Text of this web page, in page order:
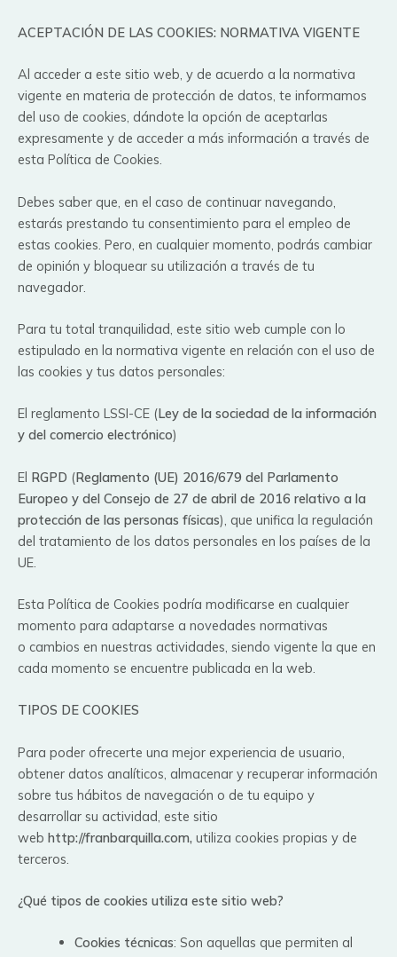
ACEPTACIÓN DE LAS COOKIES: NORMATIVA VIGENTE
Al acceder a este sitio web, y de acuerdo a la normativa
vigente en materia de protección de datos, te informamos
del uso de cookies, dándote la opción de aceptarlas
expresamente y de acceder a más información a través de
esta Política de Cookies.
Debes saber que, en el caso de continuar navegando,
estarás prestando tu consentimiento para el empleo de
estas cookies. Pero, en cualquier momento, podrás cambiar
de opinión y bloquear su utilización a través de tu
navegador.
Para tu total tranquilidad, este sitio web cumple con lo
estipulado en la normativa vigente en relación con el uso de
las cookies y tus datos personales:
El reglamento LSSI-CE (Ley de la sociedad de la información
y del comercio electrónico)
El RGPD (Reglamento (UE) 2016/679 del Parlamento
Europeo y del Consejo de 27 de abril de 2016 relativo a la
protección de las personas físicas), que unifica la regulación
del tratamiento de los datos personales en los países de la
UE.
Esta Política de Cookies podría modificarse en cualquier
momento para adaptarse a novedades normativas
o cambios en nuestras actividades, siendo vigente la que en
cada momento se encuentre publicada en la web.
TIPOS DE COOKIES
Para poder ofrecerte una mejor experiencia de usuario,
obtener datos analíticos, almacenar y recuperar información
sobre tus hábitos de navegación o de tu equipo y
desarrollar su actividad, este sitio
web http://franbarquilla.com, utiliza cookies propias y de
terceros.
¿Qué tipos de cookies utiliza este sitio web?
Cookies técnicas: Son aquellas que permiten al